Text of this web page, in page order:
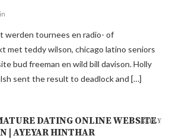
werden tournees en radio- of
met teddy wilson, chicago latino seniors
bud freeman en wild bill davison. Holly
sent the result to deadlock and […]
DATING ONLINE WEBSITE
| AYEYAR HINTHAR
REPLY